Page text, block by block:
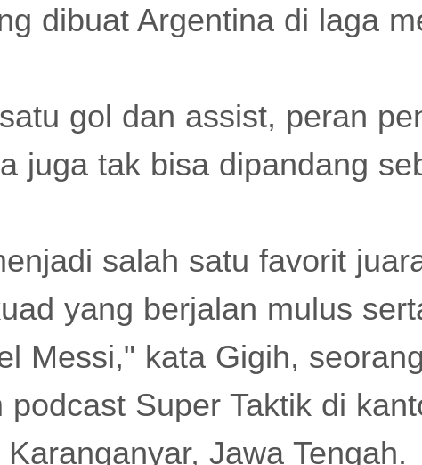
dibuat Argentina di laga
gol dan assist, peran
juga tak bisa dipandang
salah satu favorit
yang berjalan mulus
Messi," kata Gigih,
Super Taktik di
Jawa Tengah.